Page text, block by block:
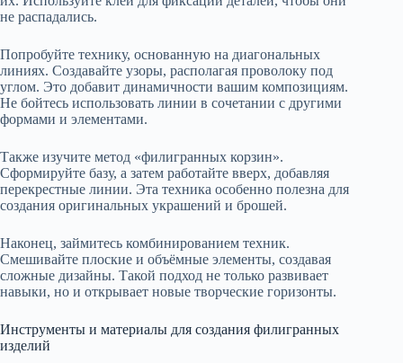
не распадались.
Попробуйте технику, основанную на диагональных
линиях. Создавайте узоры, располагая проволоку под
углом. Это добавит динамичности вашим композициям.
Не бойтесь использовать линии в сочетании с другими
формами и элементами.
Также изучите метод «филигранных корзин».
Сформируйте базу, а затем работайте вверх, добавляя
перекрестные линии. Эта техника особенно полезна для
создания оригинальных украшений и брошей.
Наконец, займитесь комбинированием техник.
Смешивайте плоские и объёмные элементы, создавая
сложные дизайны. Такой подход не только развивает
навыки, но и открывает новые творческие горизонты.
Инструменты и материалы для создания филигранных
изделий